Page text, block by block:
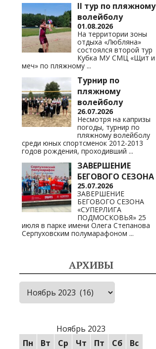
II тур по пляжному
волейболу
01.08.2026
На территории зоны
отдыха «Любляна»
состоялся второй тур
Кубка МУ СМЦ «Щит и
меч» по пляжному ...
Турнир по
пляжному
волейболу
26.07.2026
Несмотря на капризы
погоды, турнир по
пляжному волейболу
среди юных спортсменок 2012-2013
годов рождения, проходивший ...
ЗАВЕРШЕНИЕ
БЕГОВОГО СЕЗОНА
25.07.2026
ЗАВЕРШЕНИЕ
БЕГОВОГО СЕЗОНА
«СУПЕРЛИГА
ПОДМОСКОВЬЯ» 25
июля в парке имени Олега Степанова
Серпуховским полумарафоном ...
АРХИВЫ
Архивы
Ноябрь 2023
Пн
Вт Ср Чт Пт Сб
Вс